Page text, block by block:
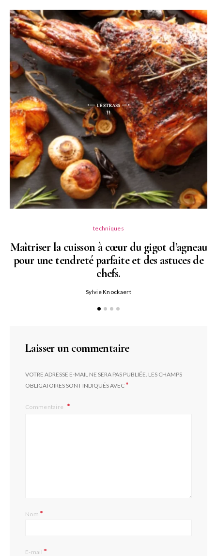
techniques
Maîtriser la cuisson à cœur du gigot d’agneau
pour une tendreté parfaite et des astuces de
chefs.
Sylvie Knockaert
Laisser un commentaire
VOTRE ADRESSE E-MAIL NE SERA PAS PUBLIÉE. LES CHAMPS
OBLIGATOIRES SONT INDIQUÉS AVEC*
Commentaire
Nom*
E-mail*